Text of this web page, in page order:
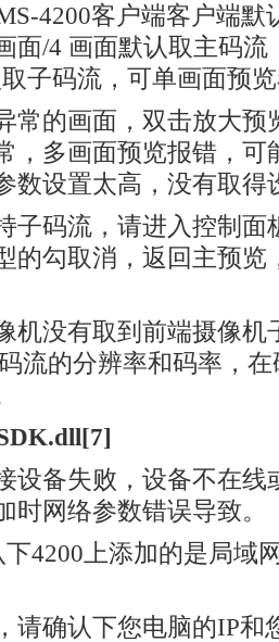
4200客户端客户端默
面/4 画面默认取主码流
子码流，可单画面预
的画面，双击放大预
，多画面预览报错，可
数设置太高，没有取得
码流，请进入控制面
的勾取消，返回主预览
没有取到前端摄像机
流的分辨率和码率，
备失败，设备不在线
时网络参数错误导致。
4200上添加的是局域
确认下您电脑的IP和